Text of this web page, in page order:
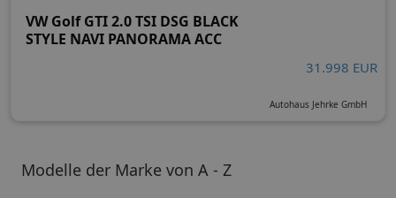
Modelle der Marke von A - Z
VW Golf GTI 2.0 TSI DSG BLACK
STYLE NAVI PANORAMA ACC
31.998 EUR
Autohaus Jehrke GmbH